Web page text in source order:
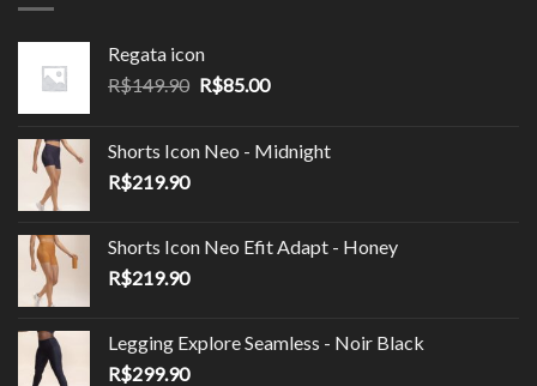
Regata icon
R$149.90 O
era:
R$85.00O
é:
Shorts Icon Neo - Midnight
R$219.90
Shorts Icon Neo Efit Adapt - Honey
R$219.90
Legging Explore Seamless - Noir Black
R$299.90